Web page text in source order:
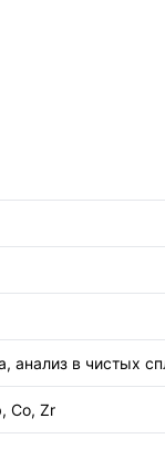
анализ в чистых
Co, Zr